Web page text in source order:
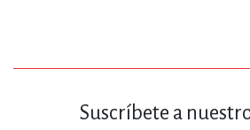
Suscríbete a